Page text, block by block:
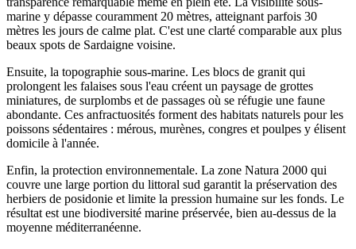
marine y dépasse couramment 20 mètres, atteignant parfois 30
mètres les jours de calme plat. C'est une clarté comparable aux plus
beaux spots de Sardaigne voisine.
Ensuite, la topographie sous-marine. Les blocs de granit qui
prolongent les falaises sous l'eau créent un paysage de grottes
miniatures, de surplombs et de passages où se réfugie une faune
abondante. Ces anfractuosités forment des habitats naturels pour les
poissons sédentaires : mérous, murènes, congres et poulpes y élisent
domicile à l'année.
Enfin, la protection environnementale. La zone Natura 2000 qui
couvre une large portion du littoral sud garantit la préservation des
herbiers de posidonie et limite la pression humaine sur les fonds. Le
résultat est une biodiversité marine préservée, bien au-dessus de la
moyenne méditerranéenne.